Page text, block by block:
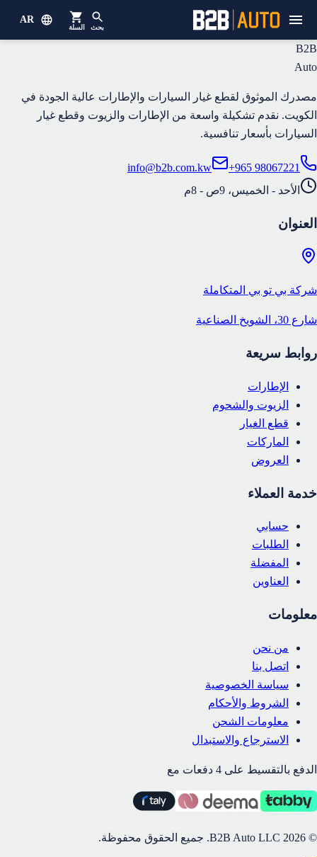
بحث السلة
AR
B2B
Auto
مصدرك الموثوق لقطع غيار السيارات والإطارات عالية الجودة في
الكويت. نقدم تشكيلة واسعة من الإطارات والزيوت وقطع غيار
السيارات بأسعار تنافسية.
+965 98067221
info@b2b.com.kw
الأحد - الخميس، 9ص - 8م
العنوان
شركة بي تو بي المتكاملة
شارع 30، الشويخ الصناعية
روابط سريعة
الإطارات
الزيوت والشحوم
قطع الغيار
الماركات
العروض
خدمة العملاء
حسابي
الطلبات
المفضلة
العناوين
معلومات
من نحن
اتصل بنا
سياسة الخصوصية
الشروط والأحكام
معلومات الشحن
الاسترجاع والاستبدال
الدفع بالتقسيط على 4 دفعات مع
©
2026 جميع الحقوق محفوظة.